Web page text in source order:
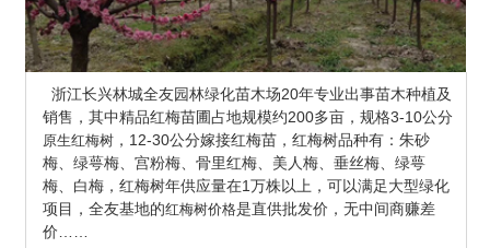
浙江长兴林城全友园林绿化苗木场20年专业出事苗木种植及
销售，其中精品红梅苗圃占地规模约200多亩， 规格3-10公分
原生红梅树，12-30公分嫁接红梅苗，红梅树品种有：朱砂
梅、绿萼梅、宫粉梅、骨里红梅、美人梅、垂丝梅、绿萼
梅、白梅，红梅树年供应量在1万株以上，可以满足大型绿化
项目，全友基地的红梅树价格是直供批发价，无中间商赚差
价……